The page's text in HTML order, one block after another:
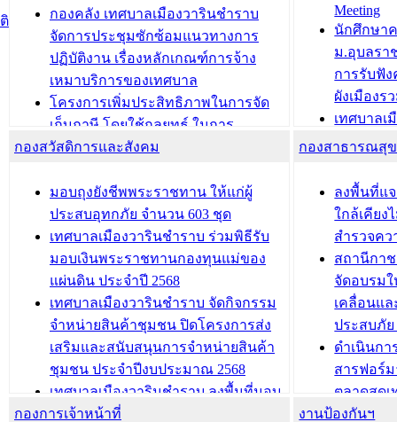
ประชาชนบุคคลประเภท 8 แก่บุคคลที่
ได้รับการเพิ่มชื่อในทะเบียนบ้าน
(ท.ร.14) กรณีคนไม่มีสัญชาติไทยได้รับ
อนุญาตให้มีถิ่นที่อยู่
ประชุมคณะกรรมการประเมินผลการ
ควบคุมภายในของ สำนัก/กอง/
โรงเรียน/ศูนย์พัฒนาเด็กเล็ก/สถานธนา
บทความ อื่นๆ ...
บทความ อื่นๆ ...
กองคลัง เทศบาลเมืองวารินชำราบ
จัดการประชุมซักซ้อมแนวทางการ
ปฏิบัติงาน เรื่องหลักเกณฑ์การจ้าง
เหมาบริการของเทศบาล
โครงการเพิ่มประสิทธิภาพในการจัด
เก็บภาษี โดยใช้กลยุทธ์ ในการ
พัฒนาการจัดเก็บรายได้ ประจำปี พ.ศ.
เทศบาลเมืองวารินชำราบ ร่วมการ
ประชุมวิชาการระดับนานาชาติและ
นิทรรศการด้านนวัตกรรมท้องถิ่น 2568
และรับรางวัลทีมนักวิจัยดีเด่นจาก
นวัตกรรมโครงการทะเบียนภาษีป้าย
ประชุมผู้เช่าอาคารพาณิชย์ บริเวณ
ถนนเกษมสุขและถนนประทุมเทพภักดี
บทความ อื่นๆ ...
Meeting
นักศึกษา
ม.อุบลรา
การรับฟั
ผังเมืองร
เทศบาลเ
โครงการ
เทศบาล
รับฟังคว
ผังเมือง
วารินชำ
เทศบาล
ซักซ้อมแ
ประโยช
บทความ อื่นๆ ...
กองสวัสดิการและสังคม
มอบถุงยังชีพพระราชทาน ให้แก่ผู้
ประสบอุทกภัย จำนวน 603 ชุด
เทศบาลเมืองวารินชำราบ ร่วมพิธีรับ
มอบเงินพระราชทานกองทุนแม่ของ
แผ่นดิน ประจำปี 2568
เทศบาลเมืองวารินชำราบ จัดกิจกรรม
จำหน่ายสินค้าชุมชน ปิดโครงการส่ง
เสริมและสนับสนุนการจำหน่ายสินค้า
ชุมชน ประจำปีงบประมาณ 2568
เทศบาลเมืองวารินชำราบ ลงพื้นที่มอบ
น้ำดื่มแก่ผู้พักอาศัย ณ ศูนย์พักพิง
กองสาธารณสุ
ลงพื้นที่แ
ใกล้เคียง
สำรวจค
สถานีกา
จัดอบรม
เคลื่อนแ
ประสบภั
ดำเนินกา
สารฟอร์
ตลาดสดเ
วารินชำร
กองการเจ้าหน้าที่ งานป้องกันฯ